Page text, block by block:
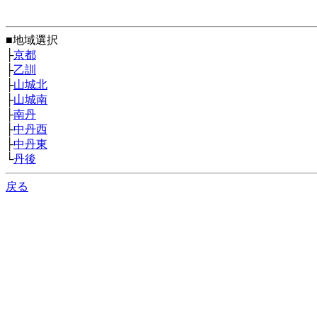
■地域選択
├京都
├乙訓
├山城北
├山城南
├南丹
├中丹西
├中丹東
└丹後
戻る